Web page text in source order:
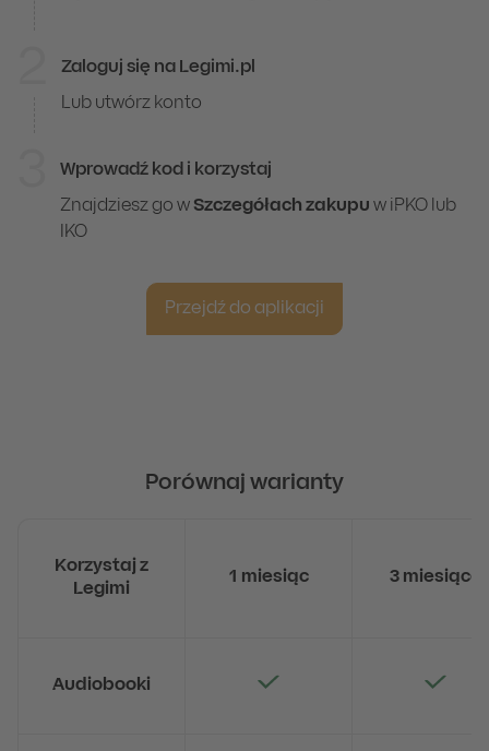
Zaloguj się na Legimi.pl
Lub utwórz konto
Wprowadź kod i korzystaj
Znajdziesz go w Szczegółach zakupu w iPKO lub
IKO
Przejdź do aplikacji
Porównaj warianty
Korzystaj z
Legimi
1 miesiąc 3 miesiące
Audiobook